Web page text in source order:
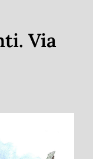
Via